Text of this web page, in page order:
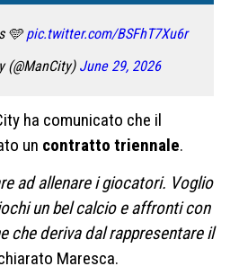
🩵pic.twitter.com/BSFhT7Xu6r
(@ManCity) June 29, 2026
ha comunicato che il
un contratto triennale.
ad allenare i giocatori. Voglio
un bel calcio e affronti con
che deriva dal rappresentare il
Maresca.